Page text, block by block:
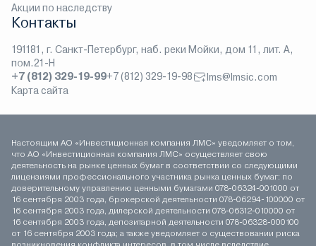
Акции по наследству
Контакты
191181, г. Санкт-Петербург, наб. реки Мойки, дом 11, лит. А,
пом.21-Н
+7 (812) 329-19-99+7 (812) 329-19-98
lms@lmsic.com
Карта сайта
Настоящим АО «Инвестиционная компания ЛМС» уведомляет о том,
что АО «Инвестиционная компания ЛМС» осуществляет свою
деятельность на рынке ценных бумаг в соответствии со следующими
лицензиями профессионального участника рынка ценных бумаг: по
доверительному управлению ценными бумагами 078-06324-001000 от
16 сентября 2003 года, брокерской деятельности 078-06294-100000 от
16 сентября 2003 года, дилерской деятельности 078-06312-010000 от
16 сентября 2003 года, депозитарной деятельности 078-06328-000100
от 16 сентября 2003 года; а также уведомляет о существовании риска